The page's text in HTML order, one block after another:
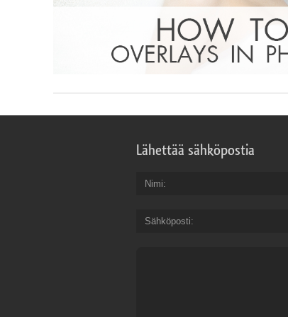
Lähettää sähköpostia
Nimi
Sähköposti